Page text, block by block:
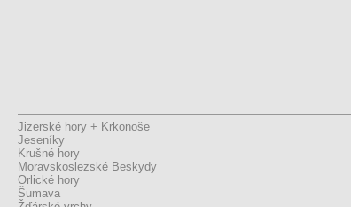
Jizerské hory + Krkonoše
Jeseníky
Krušné hory
Moravskoslezské Beskydy
Orlické hory
Šumava